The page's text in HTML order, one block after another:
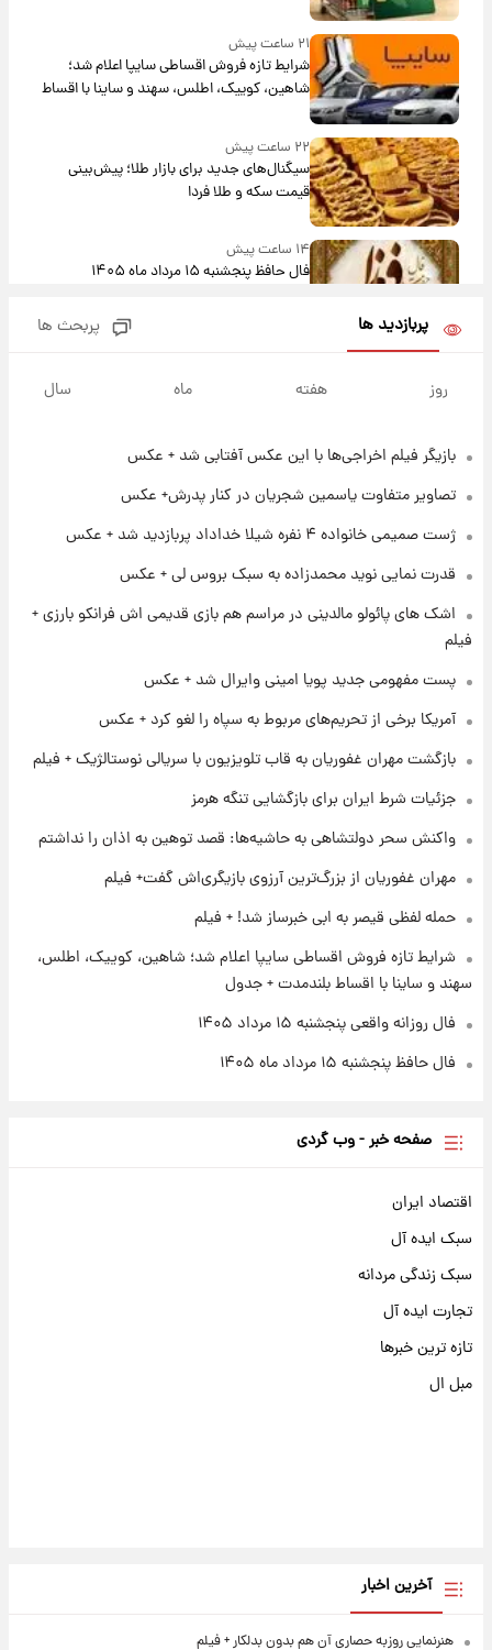
۲۱ ساعت پیش
شرایط تازه فروش اقساطی سایپا اعلام شد؛
شاهین، کوییک، اطلس، سهند و ساینا با اقساط
بلندمدت + جدول
۲۲ ساعت پیش
سیگنال‌های جدید برای بازار طلا؛ پیش‌بینی
قیمت سکه و طلا فردا
۱۴ ساعت پیش
فال حافظ پنجشنبه ۱۵ مرداد ماه ۱۴۰۵
۱۶ ساعت پیش
+ جدول
آغاز طرح جدید فروش مشارکت در تولید سایپا؛
سود مشارکت چند درصد است؟
۱ روز پیش
زمان پخش «مرد سه هزار چهره» مشخص شد
کار استقلال و رامین رضاییان رسما تمام شد +
عکس / خداحافظی صمیمانه آبی ها با رامین!
پربازدید ها پربحث ها
روز هفته ماه سال
بازیگر فیلم اخراجی‌ها با این عکس آفتابی شد + عکس
تصاویر متفاوت یاسمین شجریان در کنار پدرش+ عکس
ژست صمیمی خانواده ۴ نفره شیلا خداداد پربازدید شد + عکس
قدرت نمایی نوید محمدزاده به سبک بروس لی + عکس
اشک های پائولو مالدینی در مراسم هم بازی قدیمی اش فرانکو بارزی +
فیلم
پست مفهومی جدید پویا امینی وایرال شد + عکس
آمریکا برخی از تحریم‌های مربوط به سپاه را لغو کرد + عکس
بازگشت مهران غفوریان به قاب تلویزیون با سریالی نوستالژیک + فیلم
جزئیات شرط ایران برای بازگشایی تنگه هرمز
واکنش سحر دولتشاهی به حاشیه‌ها: قصد توهین به اذان را نداشتم
مهران غفوریان از بزرگ‌ترین آرزوی بازیگری‌اش گفت+ فیلم
حمله لفظی قیصر به ابی خبرساز شد! + فیلم
شرایط تازه فروش اقساطی سایپا اعلام شد؛ شاهین، کوییک، اطلس،
سهند و ساینا با اقساط بلندمدت + جدول
فال روزانه واقعی پنجشنبه ۱۵ مرداد ۱۴۰۵
فال حافظ پنجشنبه ۱۵ مرداد ماه ۱۴۰۵
صفحه خبر - وب گردی
اقتصاد ایران
سبک ایده آل
سبک زندگی مردانه
تجارت ایده آل
تازه ترین خبرها
مبل ال
آخرین اخبار
هنرنمایی روزبه حصاری آن هم بدون بدلکار + فیلم